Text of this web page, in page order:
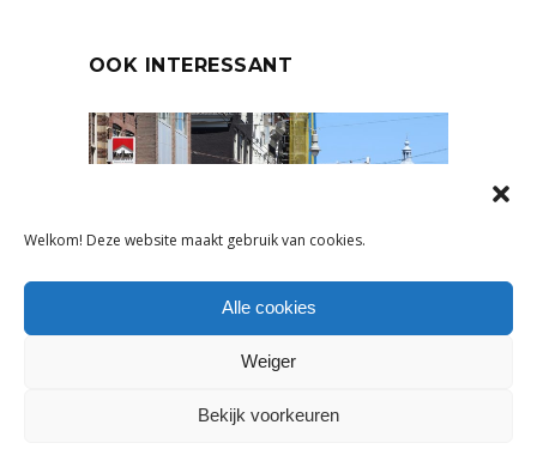
Welkom! Deze website maakt gebruik van cookies.
Alle cookies
Weiger
Bekijk voorkeuren
OOK INTERESSANT
DETAILHANDEL GROEIT LICHT